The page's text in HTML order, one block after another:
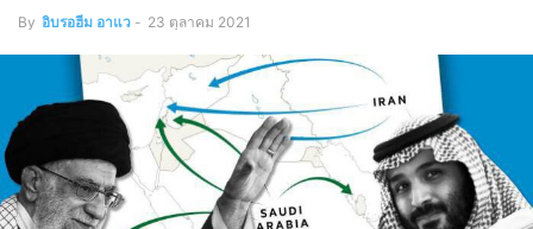
By อิบรอฮีม อาแว - 23 ตุลาคม 2021